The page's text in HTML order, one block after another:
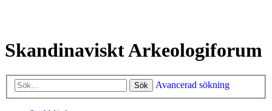
Skandinaviskt Arkeologiforum
Sök Avancerad sökning